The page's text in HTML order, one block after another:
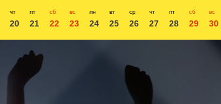
чт
20
пт
21
сб
22
вс
23
пн
24
вт
25
ср
26
чт
27
пт
28
сб
29
вс
30